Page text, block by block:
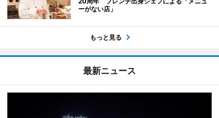
ーがない店」
もっと見る
最新ニュース